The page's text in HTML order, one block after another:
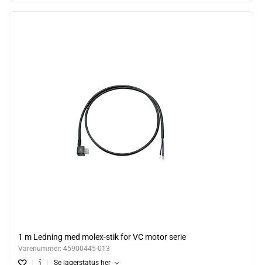
1 m Ledning med molex-stik for VC motor serie
Varenummer: 45900445-013
Se lagerstatus her